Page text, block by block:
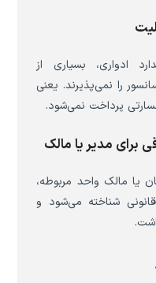
ادواری، بسیاری از
را نمی‌پذیرند. یعنی
پرداخت نمی‌شود.
یا مالک واحد مربوطه،
شناخته می‌شود و